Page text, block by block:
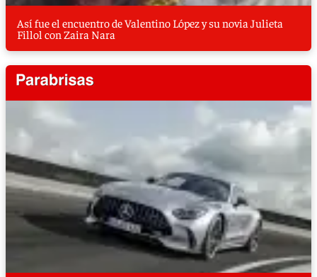
Así fue el encuentro de Valentino López y su novia Julieta
Fillol con Zaira Nara